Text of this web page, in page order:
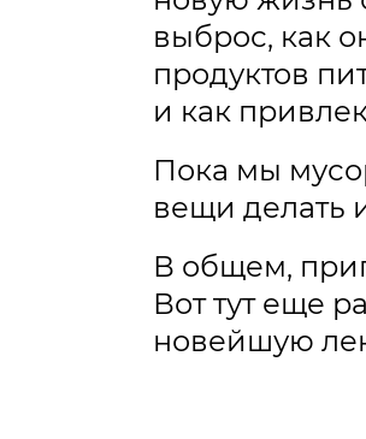
выброс, как
продуктов
и как
Пока мы
вещи делать
В общем,
Вот тут еще
новейшую